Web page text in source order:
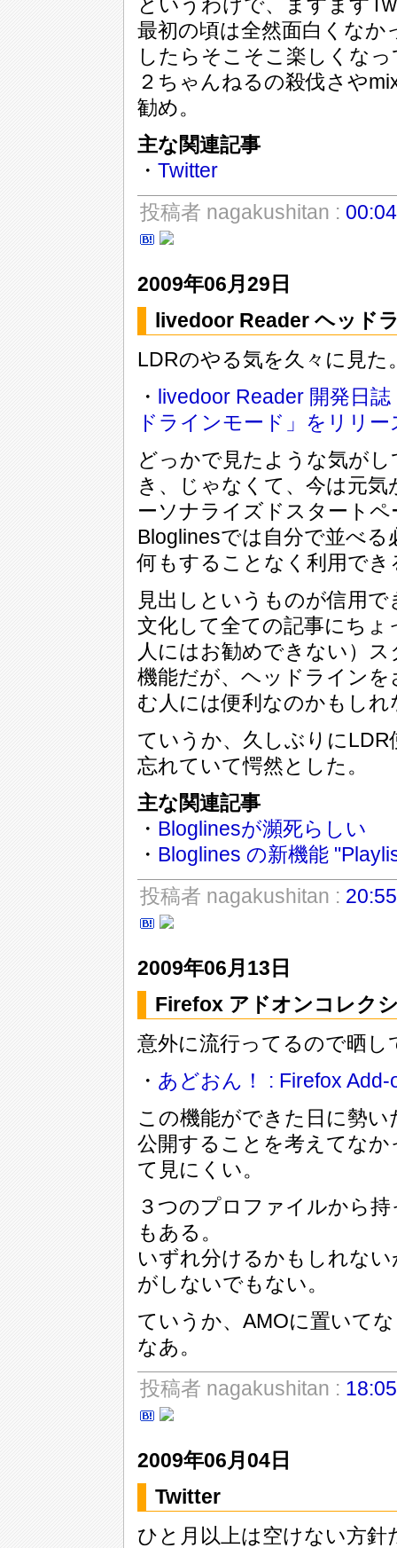
最初の頃は全然面白くなか
したらそこそこ楽しくな
２ちゃんねるの殺伐さや
勧め。
主な関連記事
・ Twitter
投稿者 nagakushitan : 00:04
2009年06月29日
livedoor Reader ヘッド
LDRのやる気を久々に見た
・ livedoor Reader 開発日
ドラインモード」をリリ
どっかで見たような気が
き、じゃなくて、今は元
ーソナライズドスタート
Bloglinesでは自分で並べ
何もすることなく利用でき
見出しというものが信用
文化して全ての記事にち
人にはお勧めできない）
機能だが、ヘッドライン
む人には便利なのかもしれ
ていうか、久しぶりに
忘れていて愕然とした。
主な関連記事
・ Bloglinesが瀕死らしい
・ Bloglines の新機能
投稿者 nagakushitan : 20:55
2009年06月13日
Firefox アドオンコレク
意外に流行ってるので晒し
・ あどおん！ : Firefox Add-
この機能ができた日に勢
公開することを考えてな
て見にくい。
３つのプロファイルから
もある。
いずれ分けるかもしれな
がしないでもない。
ていうか、AMOに置いて
なあ。
投稿者 nagakushitan : 18:05
2009年06月04日
Twitter
ひと月以上は空けない方